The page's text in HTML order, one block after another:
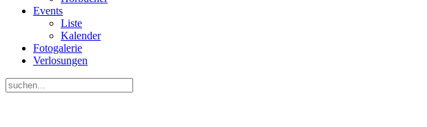
Events
Liste
Kalender
Fotogalerie
Verlosungen